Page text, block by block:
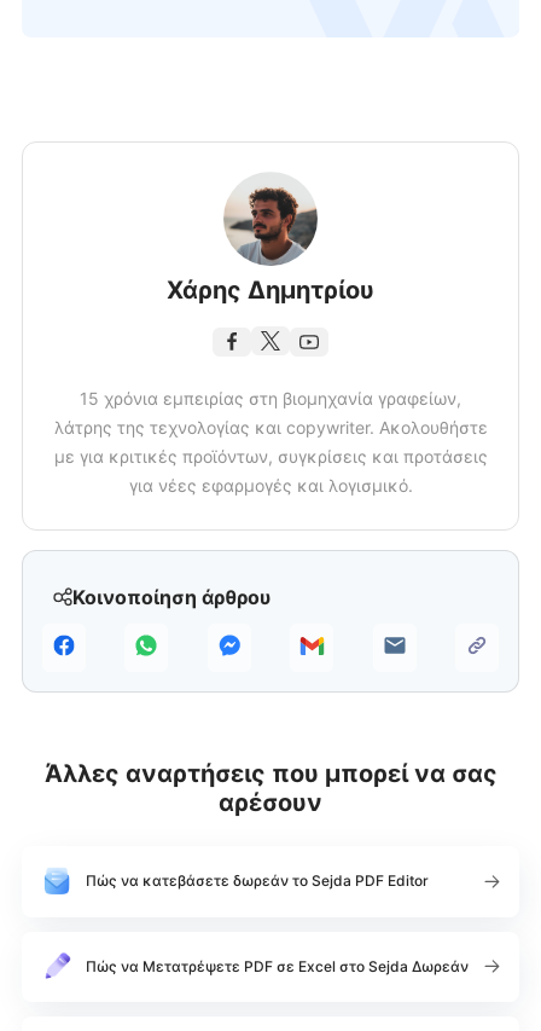
Κοινοποίηση άρθρου
Χάρης Δημητρίου
15 χρόνια εμπειρίας στη βιομηχανία γραφείων,
λάτρης της τεχνολογίας και copywriter. Ακολουθήστε
με για κριτικές προϊόντων, συγκρίσεις και προτάσεις
για νέες εφαρμογές και λογισμικό.
Άλλες αναρτήσεις που μπορεί να σας
αρέσουν
Πώς να κατεβάσετε δωρεάν το Sejda PDF Editor
Πώς να Μετατρέψετε PDF σε Excel στο Sejda Δωρεάν